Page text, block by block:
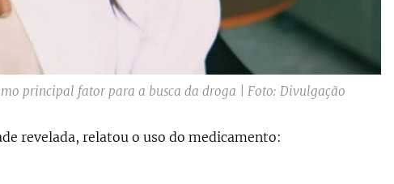
principal fator para a busca da droga | Foto: Divulgação
revelada, relatou o uso do medicamento: